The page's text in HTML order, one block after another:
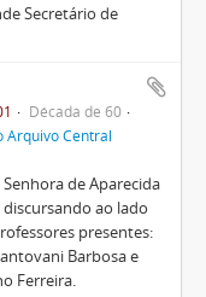
Secretário de
Década de 60
Arquivo Central
de Aparecida
ao lado
presentes:
Barbosa e
Ferreira.